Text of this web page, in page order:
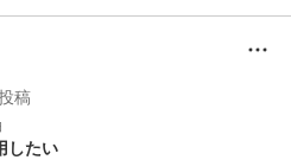
稿
したい